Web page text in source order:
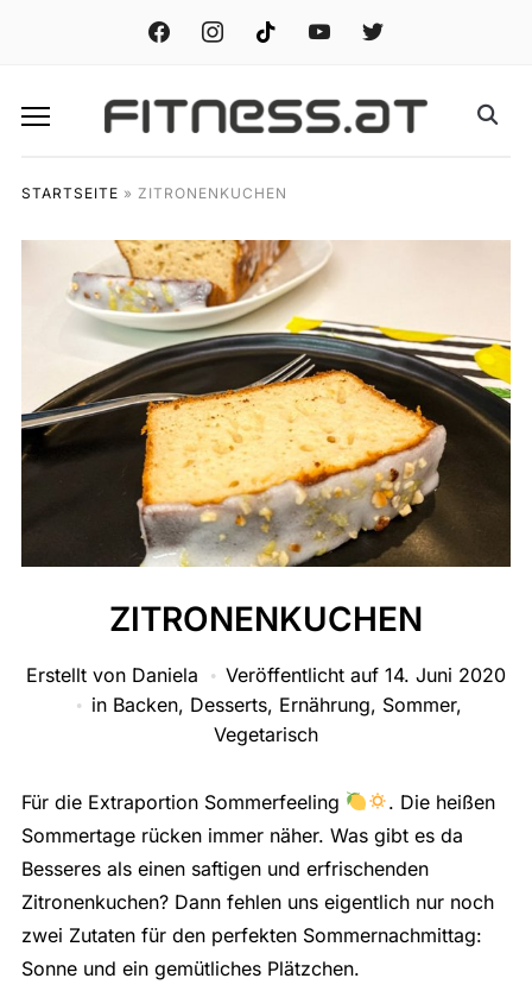
facebook instagramtiktok youtube twitter
STARTSEITE » ZITRONENKUCHEN
ZITRONENKUCHEN
Erstellt von Daniela Veröffentlicht auf 14. Juni 2020
in Backen, Desserts, Ernährung, Sommer,
Vegetarisch
Für die Extraportion Sommerfeeling
. Die heißen
Sommertage rücken immer näher. Was gibt es da
Besseres als einen saftigen und erfrischenden
Zitronenkuchen? Dann fehlen uns eigentlich nur noch
zwei Zutaten für den perfekten Sommernachmittag:
Sonne und ein gemütliches Plätzchen.